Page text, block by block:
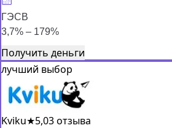
ГЭСВ
3,7% – 179%
Получить деньги
лучший выбор
Kviku★5,03 отзыва